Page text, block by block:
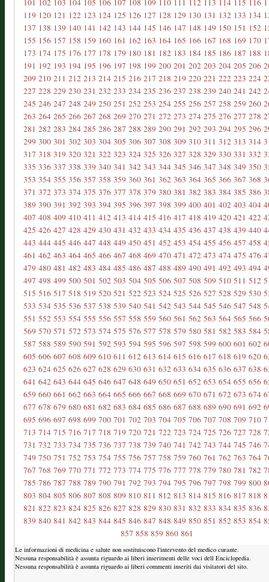
101 102 103 104 105 106 107 108 109 110 111 112 113 114 115 116
119 120 121 122 123 124 125 126 127 128 129 130 131 132 133 134
137 138 139 140 141 142 143 144 145 146 147 148 149 150 151 152
155 156 157 158 159 160 161 162 163 164 165 166 167 168 169 170
173 174 175 176 177 178 179 180 181 182 183 184 185 186 187 188
191 192 193 194 195 196 197 198 199 200 201 202 203 204 205 206
209 210 211 212 213 214 215 216 217 218 219 220 221 222 223 224
227 228 229 230 231 232 233 234 235 236 237 238 239 240 241 242
245 246 247 248 249 250 251 252 253 254 255 256 257 258 259 260
263 264 265 266 267 268 269 270 271 272 273 274 275 276 277 278
281 282 283 284 285 286 287 288 289 290 291 292 293 294 295 296
299 300 301 302 303 304 305 306 307 308 309 310 311 312 313 314
317 318 319 320 321 322 323 324 325 326 327 328 329 330 331 332
335 336 337 338 339 340 341 342 343 344 345 346 347 348 349 350
353 354 355 356 357 358 359 360 361 362 363 364 365 366 367 368
371 372 373 374 375 376 377 378 379 380 381 382 383 384 385 386
389 390 391 392 393 394 395 396 397 398 399 400 401 402 403 404
407 408 409 410 411 412 413 414 415 416 417 418 419 420 421 422
425 426 427 428 429 430 431 432 433 434 435 436 437 438 439 440
443 444 445 446 447 448 449 450 451 452 453 454 455 456 457 458
461 462 463 464 465 466 467 468 469 470 471 472 473 474 475 476
479 480 481 482 483 484 485 486 487 488 489 490 491 492 493 494
497 498 499 500 501 502 503 504 505 506 507 508 509 510 511 512
515 516 517 518 519 520 521 522 523 524 525 526 527 528 529 530
533 534 535 536 537 538 539 540 541 542 543 544 545 546 547 548
551 552 553 554 555 556 557 558 559 560 561 562 563 564 565 566
569 570 571 572 573 574 575 576 577 578 579 580 581 582 583 584
587 588 589 590 591 592 593 594 595 596 597 598 599 600 601 602
605 606 607 608 609 610 611 612 613 614 615 616 617 618 619 620
623 624 625 626 627 628 629 630 631 632 633 634 635 636 637 638
641 642 643 644 645 646 647 648 649 650 651 652 653 654 655 656
659 660 661 662 663 664 665 666 667 668 669 670 671 672 673 674
677 678 679 680 681 682 683 684 685 686 687 688 689 690 691 692
695 696 697 698 699 700 701 702 703 704 705 706 707 708 709 710
713 714 715 716 717 718 719 720 721 722 723 724 725 726 727 728
731 732 733 734 735 736 737 738 739 740 741 742 743 744 745 746
749 750 751 752 753 754 755 756 757 758 759 760 761 762 763 764
767 768 769 770 771 772 773 774 775 776 777 778 779 780 781 782
785 786 787 788 789 790 791 792 793 794 795 796 797 798 799 800
803 804 805 806 807 808 809 810 811 812 813 814 815 816 817 818
821 822 823 824 825 826 827 828 829 830 831 832 833 834 835 836
839 840 841 842 843 844 845 846 847 848 849 850 851 852 853 854
857 858 859 860 861
Le informazioni di medicina e salute non sostituiscono l'intervento del medico curante.
Nessuna responsabilità è assunta riguardo ai liberi inserimenti delle voci dell Enciclopedia.
Nessuna responsabilità è assunta riguardo ai liberi commenti inseriti dai visitatori del sito.